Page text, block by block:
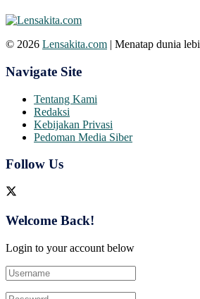
© 2026 Lensakita.com | Menatap dunia
Navigate Site
Tentang Kami
Redaksi
Kebijakan Privasi
Pedoman Media Siber
Follow Us
Welcome Back!
Login to your account below